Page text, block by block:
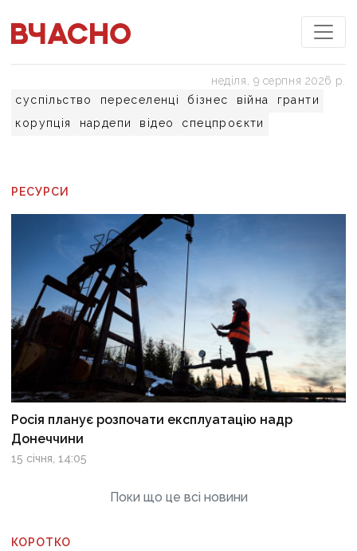
суспільство переселенці бізнес війна
гранти
корупція
нардепи відео спецпроєкти
неділя, 9 серпня 2026 р.
РЕСУРСИ
Росія планує розпочати експлуатацію надр
Донеччини
15 січня, 14:05
Поки що це всі новини
КОРОТКО